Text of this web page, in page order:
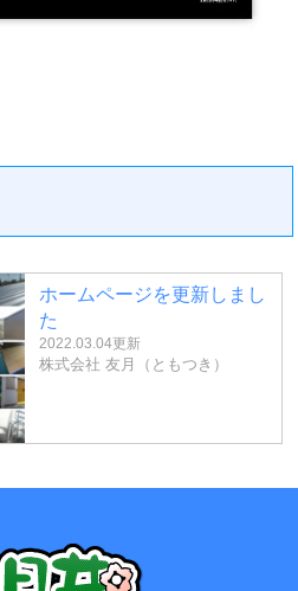
ホームページを更新しまし
た
2022.03.04更新
株式会社 友月（ともつき）